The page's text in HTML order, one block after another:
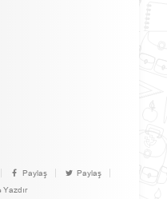
Paylaş
Paylaş
Yazdır